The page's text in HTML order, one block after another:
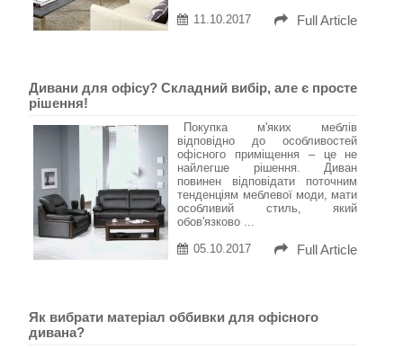
11.10.2017
Full Article
Дивани для офісу? Складний вибір, але є просте
рішення!
Покупка м'яких меблів
відповідно до особливостей
офісного приміщення – це не
найлегше рішення. Диван
повинен відповідати поточним
тенденціям меблевої моди, мати
особливий стиль, який
обов'язково ...
05.10.2017
Full Article
Як вибрати матеріал оббивки для офісного
дивана?